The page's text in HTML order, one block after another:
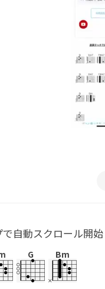
自動スクロール開始
G Bm